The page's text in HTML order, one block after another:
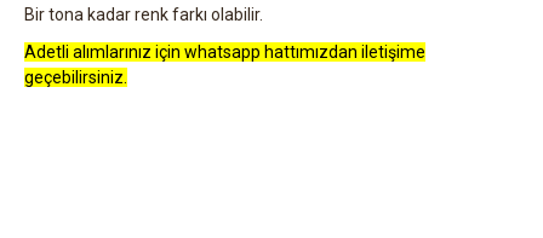
Bir tona kadar renk farkı olabilir.
Adetli alımlarınız için whatsapp hattımızdan iletişime
geçebilirsiniz.